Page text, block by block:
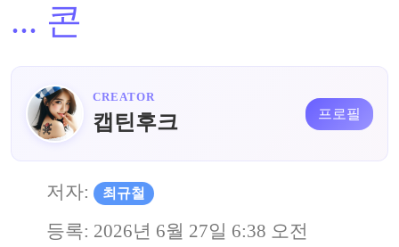
... 콘
CREATOR
캡틴후크 프로필
저자: 최규철
등록: 2026년 6월 27일 6:38 오전